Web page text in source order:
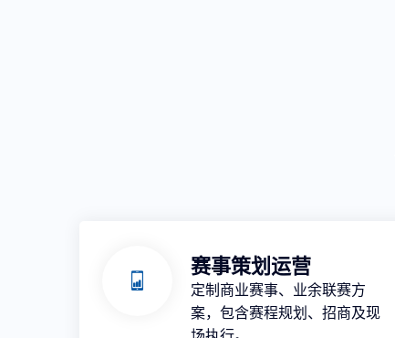
赛事策划运营
定制商业赛事、业余联赛方
案，包含赛程规划、招商及现